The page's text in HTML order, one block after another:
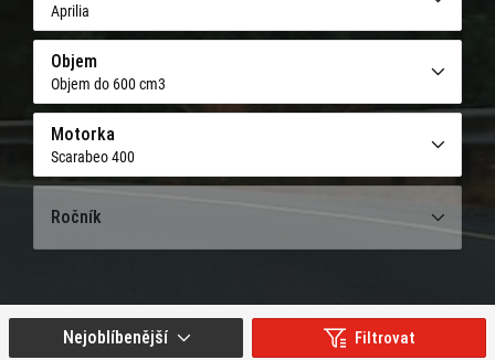
Aprilia
Objem
Objem do 600 cm3
Motorka
Scarabeo 400
Ročník
Filtrovat
Nejoblíbenější